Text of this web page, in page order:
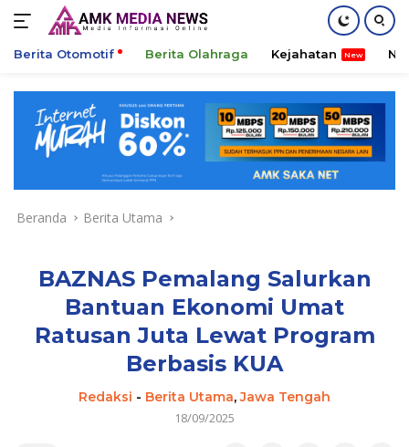
konten
Berita Otomotif Berita Olahraga Kejahatan
Beranda Berita Utama
BAZNAS Pemalang Salurkan
Bantuan Ekonomi Umat
Ratusan Juta Lewat Program
Berbasis KUA
Redaksi - Berita Utama,Jawa Tengah
18/09/2025